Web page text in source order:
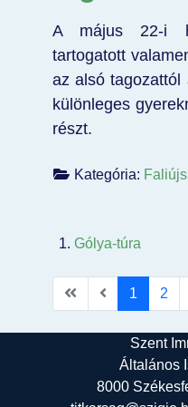
A május 22-i
tartogatott
az alsó tagozattól
különleges
részt.
Kategória:
Gólya-túra
1 2
Szent
Általános
8000